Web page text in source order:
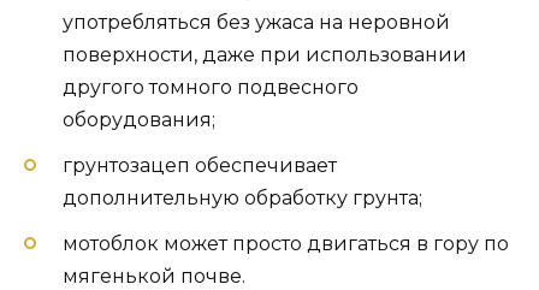
употребляться без ужаса на неровной
поверхности, даже при использовании
другого томного подвесного
оборудования;
грунтозацеп обеспечивает
дополнительную обработку грунта;
мотоблок может просто двигаться в гору по
мягенькой почве.